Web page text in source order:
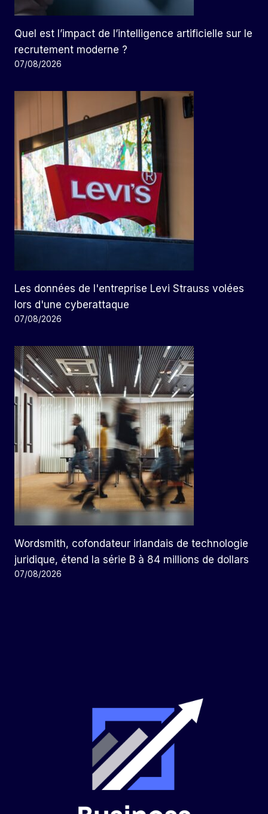
Quel est l’impact de l’intelligence artificielle sur le
recrutement moderne ?
07/08/2026
Les données de l'entreprise Levi Strauss volées
lors d'une cyberattaque
07/08/2026
Wordsmith, cofondateur irlandais de technologie
juridique, étend la série B à 84 millions de dollars
07/08/2026